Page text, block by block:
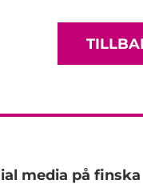
media på finska